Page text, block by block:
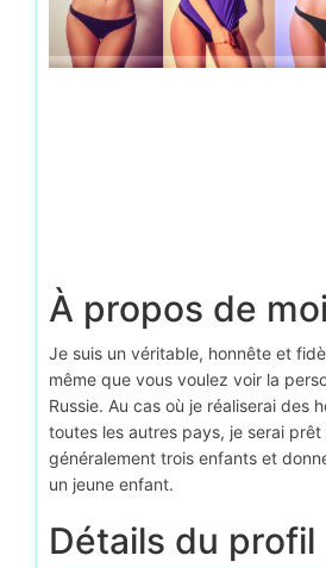
À propos de moi
Je suis un véritable, honnête et
même que vous voulez voir la
Russie. Au cas où je réaliserai des
toutes les autres pays, je serai
généralement trois enfants et
un jeune enfant.
Détails du profil